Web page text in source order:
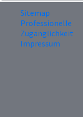
Sitemap
Professionelle
Zugänglichkeit
Impressum